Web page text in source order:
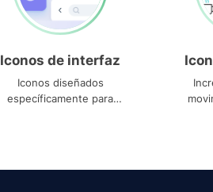
Iconos de interfaz
Iconos diseñados
específicamente para